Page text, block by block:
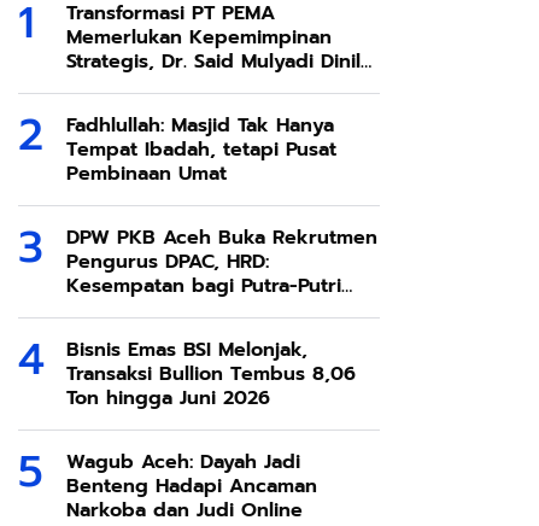
Transformasi PT PEMA
Memerlukan Kepemimpinan
Strategis, Dr. Said Mulyadi Dinilai
Memenuhi Kriteria
Fadhlullah: Masjid Tak Hanya
Tempat Ibadah, tetapi Pusat
Pembinaan Umat
DPW PKB Aceh Buka Rekrutmen
Pengurus DPAC, HRD:
Kesempatan bagi Putra-Putri
Terbaik Aceh
Bisnis Emas BSI Melonjak,
Transaksi Bullion Tembus 8,06
Ton hingga Juni 2026
Wagub Aceh: Dayah Jadi
Benteng Hadapi Ancaman
Narkoba dan Judi Online